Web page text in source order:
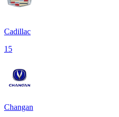
Cadillac
15
Changan